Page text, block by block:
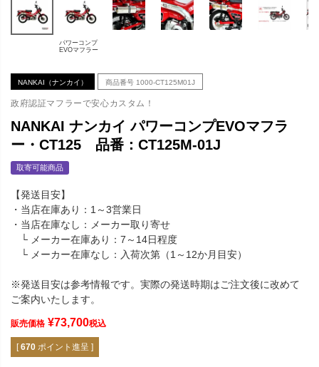
パワーコンプ
EVOマフラー
NANKAI（ナンカイ） 商品番号 1000-CT125M01J
政府認証マフラーで安心カスタム！
NANKAI ナンカイ パワーコンプEVOマフラ
ー・CT125 品番：CT125M-01J
取寄可能商品
【発送目安】
・当店在庫あり：1～3営業日
・当店在庫なし：メーカー取り寄せ
└ メーカー在庫あり：7～14日程度
└ メーカー在庫なし：入荷次第（1～12か月目安）
※発送目安は参考情報です。実際の発送時期はご注文後に改めて
ご案内いたします。
販売価格 ¥73,700税込
[ 670 ポイント進呈 ]